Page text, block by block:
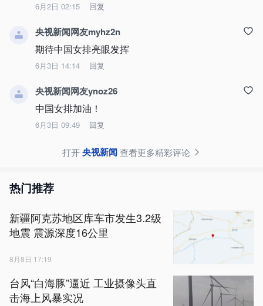
6月2日 02:15 回复
央视新闻网友myhz2n
期待中国女排亮眼发挥
6月3日 14:14 回复
央视新闻网友ynoz26
中国女排加油！
6月3日 09:49 回复
打开央视新闻查看更多精彩评论
热门推荐
新疆阿克苏地区库车市发生3.2级
地震 震源深度16公里
8月8日 17:19
台风“白海豚”逼近 工业摄像头直
击海上风暴实况